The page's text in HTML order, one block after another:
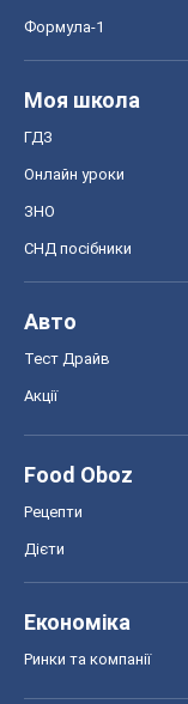
Формула-1
Моя школа
ГДЗ
Онлайн уроки
ЗНО
СНД посібники
Авто
Тест Драйв
Акції
Food Oboz
Рецепти
Дієти
Економіка
Ринки та компанії